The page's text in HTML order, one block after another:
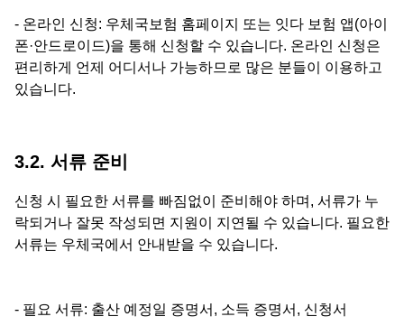
- 온라인 신청: 우체국보험 홈페이지 또는 잇다 보험 앱(아이
폰·안드로이드)을 통해 신청할 수 있습니다. 온라인 신청은
편리하게 언제 어디서나 가능하므로 많은 분들이 이용하고
있습니다.
3.2. 서류 준비
신청 시 필요한 서류를 빠짐없이 준비해야 하며, 서류가 누
락되거나 잘못 작성되면 지원이 지연될 수 있습니다. 필요한
서류는 우체국에서 안내받을 수 있습니다.
- 필요 서류: 출산 예정일 증명서, 소득 증명서, 신청서